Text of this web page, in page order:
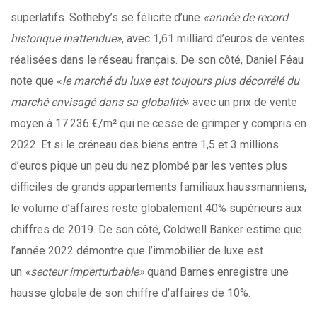
superlatifs. Sotheby’s se félicite d’une «année de record
historique inattendue», avec 1,61 milliard d’euros de ventes
réalisées dans le réseau français. De son côté, Daniel Féau
note que «le marché du luxe est toujours plus décorrélé du
marché envisagé dans sa globalité» avec un prix de vente
moyen à 17.236 €/m² qui ne cesse de grimper y compris en
2022. Et si le créneau des biens entre 1,5 et 3 millions
d’euros pique un peu du nez plombé par les ventes plus
difficiles de grands appartements familiaux haussmanniens,
le volume d’affaires reste globalement 40% supérieurs aux
chiffres de 2019. De son côté, Coldwell Banker estime que
l’année 2022 démontre que l’immobilier de luxe est
un «secteur imperturbable» quand Barnes enregistre une
hausse globale de son chiffre d’affaires de 10%.